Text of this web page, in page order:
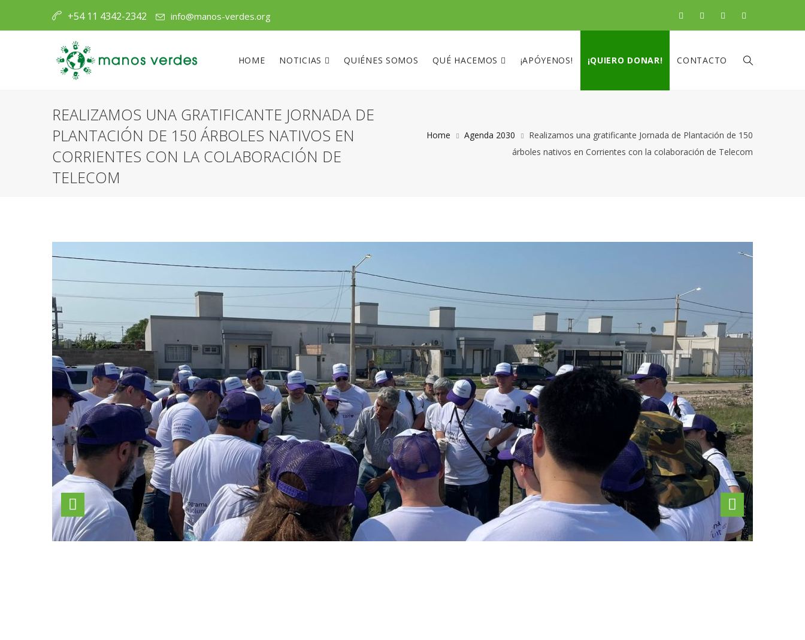
+54 11 4342-2342 info@manos-verdes.org
HOME NOTICIAS QUIÉNES SOMOS QUÉ HACEMOS ¡APÓYENOS! ¡QUIERO DONAR! CONTACTO
REALIZAMOS UNA GRATIFICANTE JORNADA DE
PLANTACIÓN DE 150 ÁRBOLES NATIVOS EN
CORRIENTES CON LA COLABORACIÓN DE
TELECOM
Home Agenda 2030
Realizamos una gratificante Jornada de Plantación de 150
árboles nativos en Corrientes con la colaboración de Telecom